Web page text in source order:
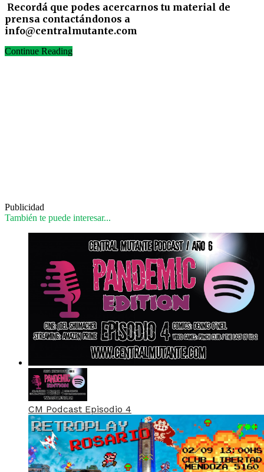
Recordá que podes acercarnos tu material de
prensa contactándonos a
info@centralmutante.com
Continue Reading
Publicidad
También te puede interesar...
CM Podcast Episodio 4